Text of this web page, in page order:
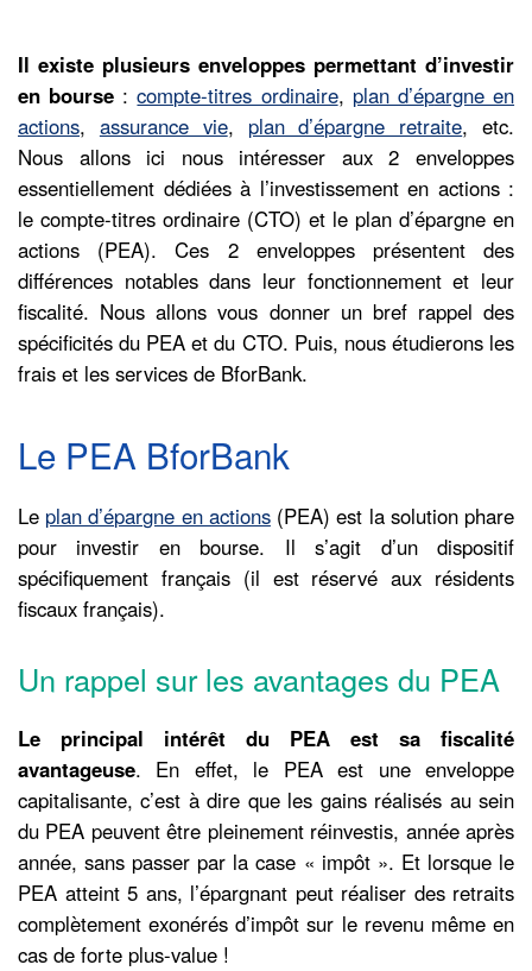
Il existe plusieurs enveloppes permettant d’investir
en bourse :compte-titres ordinaire, plan d’épargne en
actions, assurance vie, plan d’épargne retraite, etc.
Nous allons ici nous intéresser aux 2 enveloppes
essentiellement dédiées à l’investissement en actions :
le compte-titres ordinaire (CTO) et le plan d’épargne en
actions (PEA). Ces 2 enveloppes présentent des
différences notables dans leur fonctionnement et leur
fiscalité. Nous allons vous donner un bref rappel des
spécificités du PEA et du CTO. Puis, nous étudierons les
frais et les services de BforBank.
Le PEA BforBank
Le plan d’épargne en actions(PEA) est la solution phare
pour investir en bourse. Il s’agit d’un dispositif
spécifiquement français (il est réservé aux résidents
fiscaux français).
Un rappel sur les avantages du PEA
Le principal intérêt du PEA est sa fiscalité
avantageuse. En effet, le PEA est une enveloppe
capitalisante, c’est à dire que les gains réalisés au sein
du PEA peuvent être pleinement réinvestis, année après
année, sans passer par la case « impôt ». Et lorsque le
PEA atteint 5 ans, l’épargnant peut réaliser des retraits
complètement exonérés d’impôt sur le revenu même en
cas de forte plus-value !